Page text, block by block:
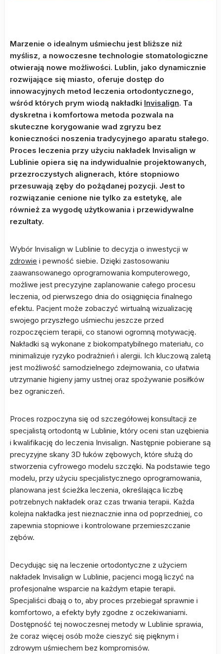
Marzenie o idealnym uśmiechu jest bliższe niż
myślisz, a nowoczesne technologie stomatologiczne
otwierają nowe możliwości. Lublin, jako dynamicznie
rozwijające się miasto, oferuje dostęp do
innowacyjnych metod leczenia ortodontycznego,
wśród których prym wiodą nakładki Invisalign. Ta
dyskretna i komfortowa metoda pozwala na
skuteczne korygowanie wad zgryzu bez
konieczności noszenia tradycyjnego aparatu stałego.
Proces leczenia przy użyciu nakładek Invisalign w
Lublinie opiera się na indywidualnie projektowanych,
przezroczystych alignerach, które stopniowo
przesuwają zęby do pożądanej pozycji. Jest to
rozwiązanie cenione nie tylko za estetykę, ale
również za wygodę użytkowania i przewidywalne
rezultaty.
Wybór Invisalign w Lublinie to decyzja o inwestycji w
zdrowie i pewność siebie. Dzięki zastosowaniu
zaawansowanego oprogramowania komputerowego,
możliwe jest precyzyjne zaplanowanie całego procesu
leczenia, od pierwszego dnia do osiągnięcia finalnego
efektu. Pacjent może zobaczyć wirtualną wizualizację
swojego przyszłego uśmiechu jeszcze przed
rozpoczęciem terapii, co stanowi ogromną motywację.
Nakładki są wykonane z biokompatybilnego materiału, co
minimalizuje ryzyko podrażnień i alergii. Ich kluczową zaletą
jest możliwość samodzielnego zdejmowania, co ułatwia
utrzymanie higieny jamy ustnej oraz spożywanie posiłków
bez ograniczeń.
Proces rozpoczyna się od szczegółowej konsultacji ze
specjalistą ortodontą w Lublinie, który oceni stan uzębienia
i kwalifikację do leczenia Invisalign. Następnie pobierane są
precyzyjne skany 3D łuków zębowych, które służą do
stworzenia cyfrowego modelu szczęki. Na podstawie tego
modelu, przy użyciu specjalistycznego oprogramowania,
planowana jest ścieżka leczenia, określająca liczbę
potrzebnych nakładek oraz czas trwania terapii. Każda
kolejna nakładka jest nieznacznie inna od poprzedniej, co
zapewnia stopniowe i kontrolowane przemieszczanie
zębów.
Decydując się na leczenie ortodontyczne z użyciem
nakładek Invisalign w Lublinie, pacjenci mogą liczyć na
profesjonalne wsparcie na każdym etapie terapii.
Specjaliści dbają o to, aby proces przebiegał sprawnie i
komfortowo, a efekty były zgodne z oczekiwaniami.
Dostępność tej nowoczesnej metody w Lublinie sprawia,
że coraz więcej osób może cieszyć się pięknym i
zdrowym uśmiechem bez kompromisów.